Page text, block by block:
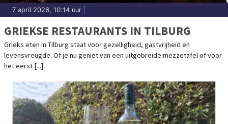
7 april 2026, 10:14 uur
GRIEKSE RESTAURANTS IN TILBURG
Grieks eten in Tilburg staat voor gezelligheid, gastvrijheid en
levensvreugde. Of je nu geniet van een uitgebreide mezzetafel of voor
het eerst [...]